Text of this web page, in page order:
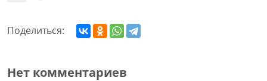
Поделиться:
Нет комментариев